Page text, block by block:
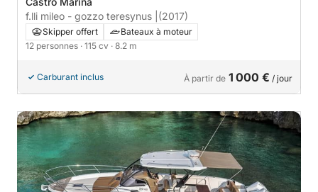
f.lli mileo - gozzo teresynus | (2017)
Skipper offert
Bateaux à moteur
12 personnes · 115 cv · 8.2 m
Carburant inclus À partir de 1 000 € / jour